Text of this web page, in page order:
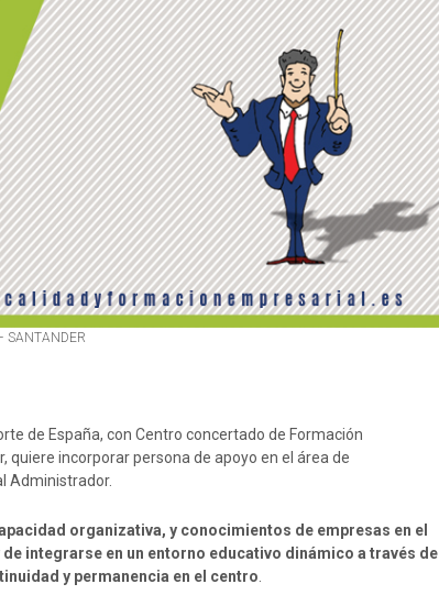
SANTANDER
de España, con Centro concertado de Formación
quiere incorporar persona de apoyo en el área de
Administrador.
organizativa, y conocimientos de empresas en el
integrarse en un entorno educativo dinámico a través de
y permanencia en el centro.